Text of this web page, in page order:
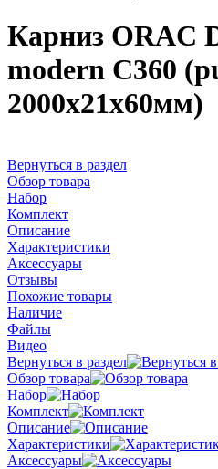
Карниз ORAC
modern C360
2000х21х60мм)
Вернуться в раздел
Обзор товара
Набор
Комплект
Описание
Характеристики
Аксессуары
Отзывы
Похожие товары
Наличие
Файлы
Видео
Вернуться в раздел
Обзор товара
Набор
Комплект
Описание
Характеристики
Аксессуары